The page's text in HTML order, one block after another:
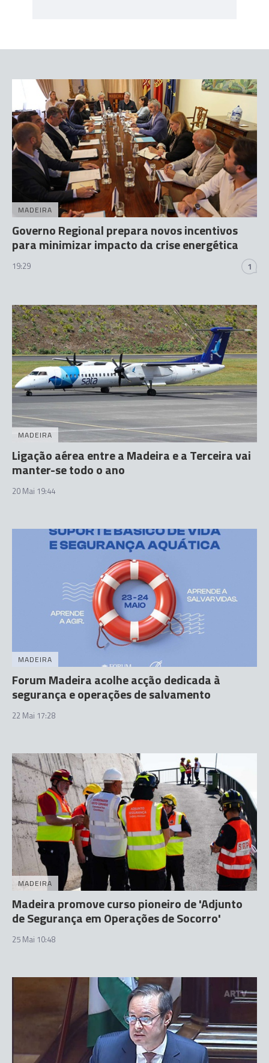
MADEIRA
Governo Regional prepara novos incentivos
para minimizar impacto da crise energética
19:29 1
MADEIRA
Ligação aérea entre a Madeira e a Terceira vai
manter-se todo o ano
20 Mai 19:44
MADEIRA
Forum Madeira acolhe acção dedicada à
segurança e operações de salvamento
22 Mai 17:28
MADEIRA
Madeira promove curso pioneiro de 'Adjunto
de Segurança em Operações de Socorro'
25 Mai 10:48